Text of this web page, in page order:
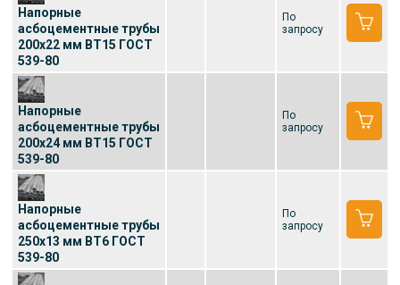
Напорные
асбоцементные трубы
200x22 мм ВТ15 ГОСТ
539-80
По
запросу
Напорные
асбоцементные трубы
200x24 мм ВТ15 ГОСТ
539-80
По
запросу
Напорные
асбоцементные трубы
250x13 мм ВТ6 ГОСТ
539-80
По
запросу